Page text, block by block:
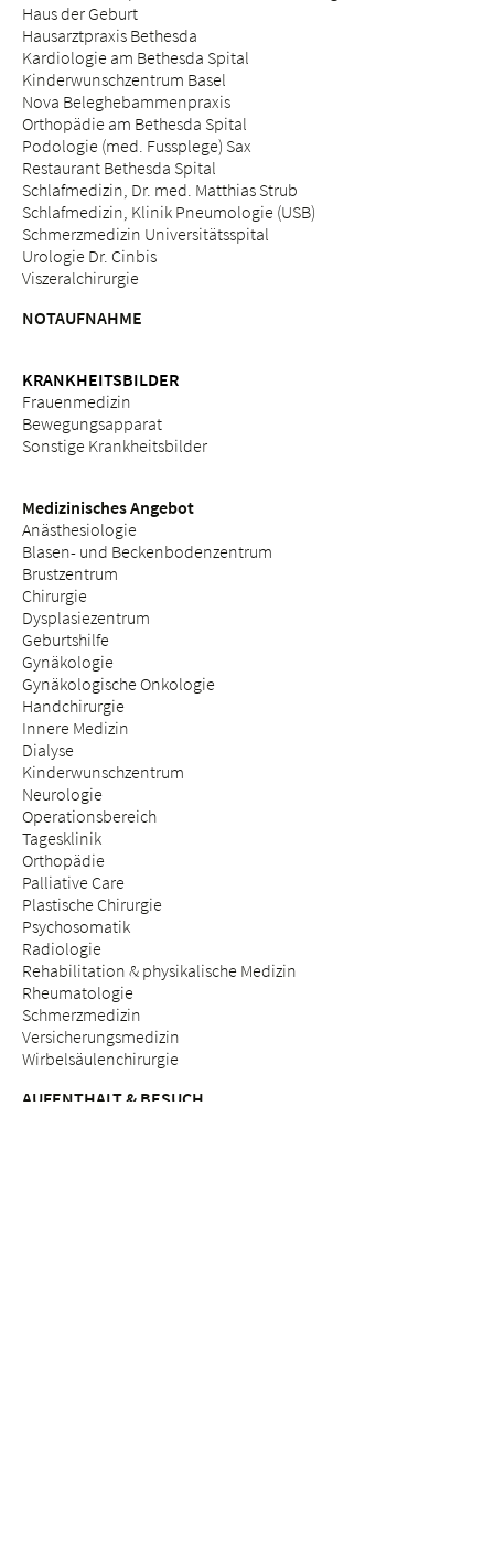
Haus der Geburt
Hausarztpraxis Bethesda
Kardiologie am Bethesda Spital
Kinderwunschzentrum Basel
Nova Beleghebammenpraxis
Orthopädie am Bethesda Spital
Podologie (med. Fussplege) Sax
Restaurant Bethesda Spital
Schlafmedizin, Dr. med. Matthias Strub
Schlafmedizin, Klinik Pneumologie (USB)
Schmerzmedizin Universitätsspital
Urologie Dr. Cinbis
Viszeralchirurgie
NOTAUFNAHME
KRANKHEITSBILDER
Frauenmedizin
Bewegungsapparat
Sonstige Krankheitsbilder
Medizinisches Angebot
Anästhesiologie
Blasen- und Beckenbodenzentrum
Brustzentrum
Chirurgie
Dysplasiezentrum
Geburtshilfe
Gynäkologie
Gynäkologische Onkologie
Handchirurgie
Innere Medizin
Dialyse
Kinderwunschzentrum
Neurologie
Operationsbereich
Tagesklinik
Orthopädie
Palliative Care
Plastische Chirurgie
Psychosomatik
Radiologie
Rehabilitation & physikalische Medizin
Rheumatologie
Schmerzmedizin
Versicherungsmedizin
Wirbelsäulenchirurgie
AUFENTHALT & BESUCH